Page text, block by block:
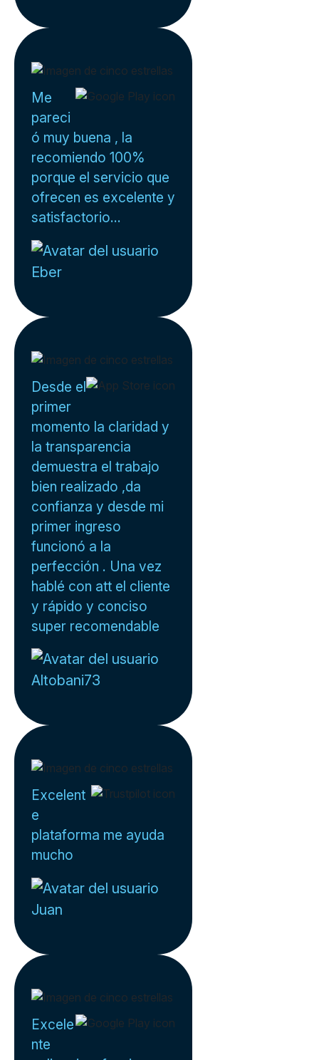
Me
pareci
ó muy buena , la
recomiendo 100%
porque el servicio que
ofrecen es excelente y
satisfactorio...
Eber
Desde el
primer
momento la claridad y
la transparencia
demuestra el trabajo
bien realizado ,da
confianza y desde mi
primer ingreso
funcionó a la
perfección . Una vez
hablé con att el cliente
y rápido y conciso
super recomendable
Altobani73
Excelent
e
plataforma me ayuda
mucho
Juan
Excele
nte